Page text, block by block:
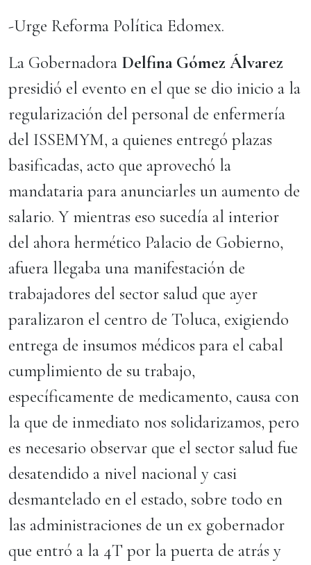
-Urge Reforma Política Edomex.
La Gobernadora Delfina Gómez Álvarez
presidió el evento en el que se dio inicio a la
regularización del personal de enfermería
del ISSEMYM, a quienes entregó plazas
basificadas, acto que aprovechó la
mandataria para anunciarles un aumento de
salario. Y mientras eso sucedía al interior
del ahora hermético Palacio de Gobierno,
afuera llegaba una manifestación de
trabajadores del sector salud que ayer
paralizaron el centro de Toluca, exigiendo
entrega de insumos médicos para el cabal
cumplimiento de su trabajo,
específicamente de medicamento, causa con
la que de inmediato nos solidarizamos, pero
es necesario observar que el sector salud fue
desatendido a nivel nacional y casi
desmantelado en el estado, sobre todo en
las administraciones de un ex gobernador
que entró a la 4T por la puerta de atrás y